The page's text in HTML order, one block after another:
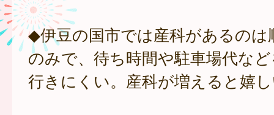
◆伊豆の国市では産科があるのは
のみで、待ち時間や駐車場代な
行きにくい。産科が増えると嬉